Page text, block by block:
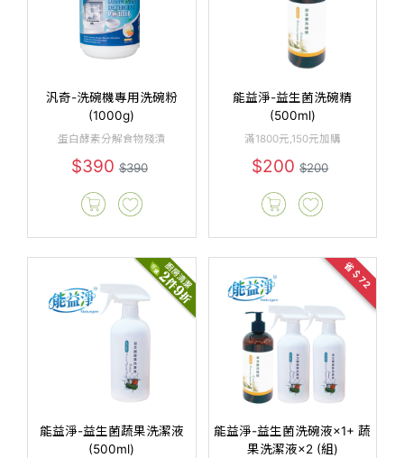
汎奇-洗碗機專用洗碗粉
(1000g)
蛋白酵素分解食物殘漬
$390$390
能益淨-益生菌洗碗精
(500ml)
滿1800元,150元加購
$200$200
能益淨-益生菌蔬果洗潔液
(500ml)
省＄72
能益淨-益生菌洗碗液×1+ 蔬
果洗潔液×2 (組)